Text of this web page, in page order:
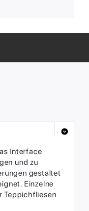
Interface
und zu
gestaltet
Einzelne
Teppichfliesen